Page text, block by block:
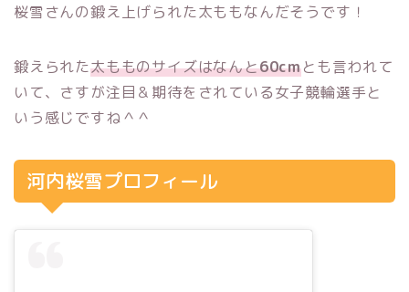
桜雪さんの鍛え上げられた太ももなんだそうです！
鍛えられた太もものサイズはなんと60cmとも言われて
いて、さすが注目＆期待をされている女子競輪選手と
いう感じですね＾＾
河内桜雪プロフィール